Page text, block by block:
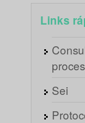
Links
Sei